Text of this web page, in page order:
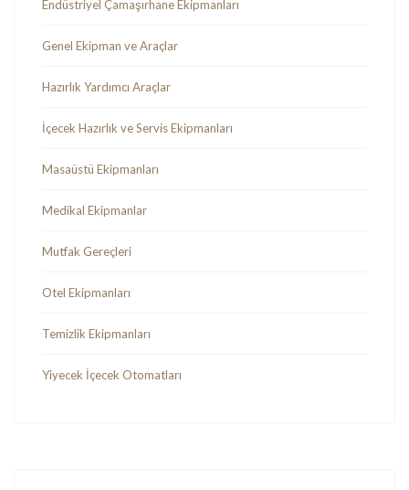
Endüstriyel Çamaşırhane Ekipmanları
Genel Ekipman ve Araçlar
Hazırlık Yardımcı Araçlar
İçecek Hazırlık ve Servis Ekipmanları
Masaüstü Ekipmanları
Medikal Ekipmanlar
Mutfak Gereçleri
Otel Ekipmanları
Temizlik Ekipmanları
Yiyecek İçecek Otomatları